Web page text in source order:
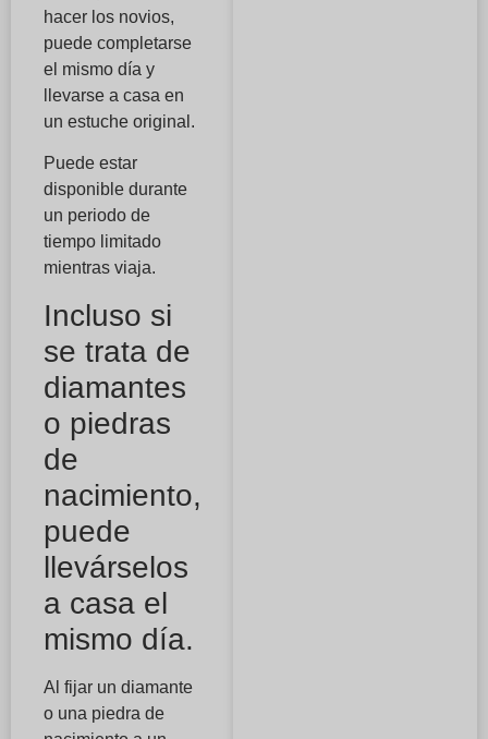
hacer los novios,
puede completarse
el mismo día y
llevarse a casa en
un estuche original.
Puede estar
disponible durante
un periodo de
tiempo limitado
mientras viaja.
Incluso si
se trata de
diamantes
o piedras
de
nacimiento,
puede
llevárselos
a casa el
mismo día.
Al fijar un diamante
o una piedra de